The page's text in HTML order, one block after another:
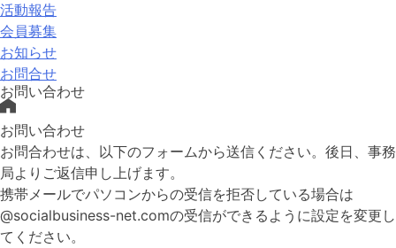
活動報告
会員募集
お知らせ
お問合せ
お問い合わせ
お問い合わせ
お問合わせは、以下のフォームから送信ください。後日、事務
局よりご返信申し上げます。
携帯メールでパソコンからの受信を拒否している場合は
@socialbusiness-net.comの受信ができるように設定を変更し
てください。